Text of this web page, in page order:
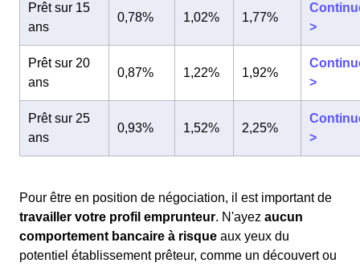
Prêt sur 15
ans
0,78% 1,02% 1,77%
>
Prêt sur 20
ans
0,87% 1,22% 1,92%
>
Prêt sur 25
ans
0,93% 1,52% 2,25%
>
Pour être en position de négociation, il est important de
travailler votre profil emprunteur. N'ayez aucun
comportement bancaire à risque aux yeux du
potentiel établissement prêteur, comme un découvert ou